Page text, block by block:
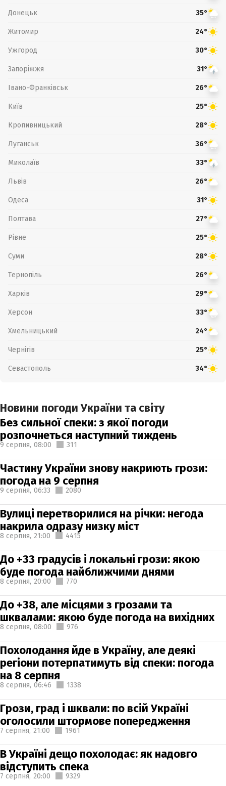
Донецьк 35°
Житомир 24°
Ужгород 30°
Запоріжжя 31°
Івано-Франківськ 26°
Київ 25°
Кропивницький 28°
Луганськ 36°
Миколаїв 33°
Львів 26°
Одеса 31°
Полтава 27°
Рівне 25°
Суми 28°
Тернопіль 26°
Харків 29°
Херсон 33°
Хмельницький 24°
Чернігів 25°
Севастополь 34°
Новини погоди України та світу
Без сильної спеки: з якої погоди
розпочнеться наступний тиждень
9 серпня, 08:00 311
Частину України знову накриють грози:
погода на 9 серпня
9 серпня, 06:33 2080
Вулиці перетворилися на річки: негода
накрила одразу низку міст
8 серпня, 21:00 4415
До +33 градусів і локальні грози: якою
буде погода найближчими днями
8 серпня, 20:00 770
До +38, але місцями з грозами та
шквалами: якою буде погода на вихідних
8 серпня, 08:00 976
Похолодання йде в Україну, але деякі
регіони потерпатимуть від спеки: погода
на 8 серпня
8 серпня, 06:46 1338
Грози, град і шквали: по всій Україні
оголосили штормове попередження
7 серпня, 21:00 1961
В Україні дещо похолодає: як надовго
відступить спека
7 серпня, 20:00 9329